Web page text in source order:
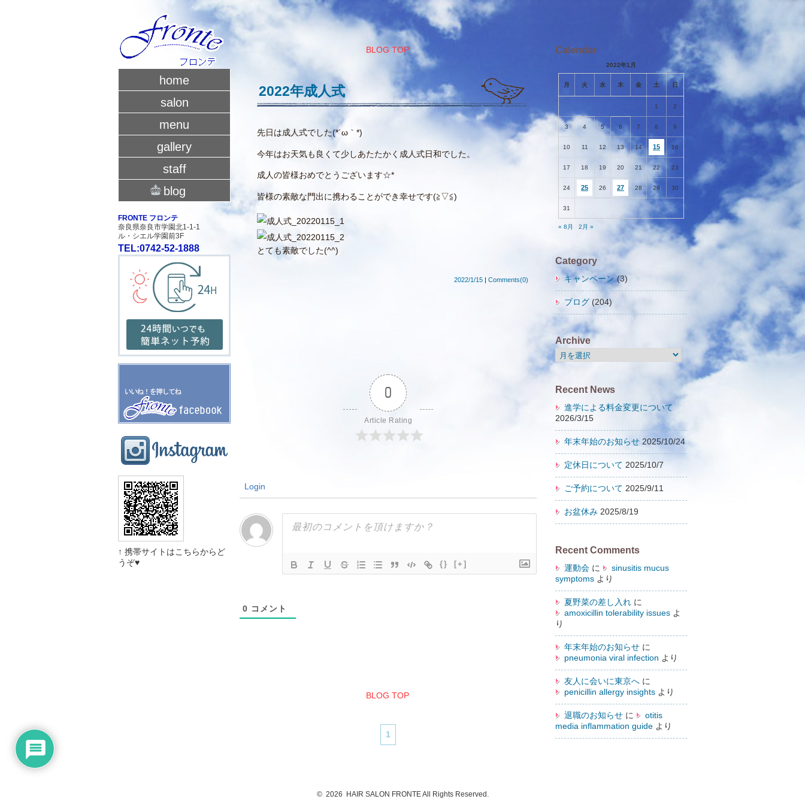
BLOG TOP
2022年成人式
先日は成人式でした(*´ω｀*)
今年はお天気も良くて少しあたたかく成人式日和でした。
成人の皆様おめでとうございます☆*
皆様の素敵な門出に携わることができ幸せです(≧▽≦)
とても素敵でした(^^)
2022/1/15 Comments(0)
0
Article Rating
Login
{} [+]
0 コメント
BLOG TOP
1
home
salon
menu
gallery
staff
blog
FRONTE フロンテ
奈良県奈良市学園北1-1-1
ル・シエル学園前3F
TEL:0742-52-1888
↑ 携帯サイトはこちらからど
うぞ♥
Calendar
2022年1月
月 火 水 木 金 土 日
1 2
3 4 5 6 7 8 9
10 11 12 13 14 15 16
17 18 19 20 21 22 23
24 25 26 27 28 29 30
31
« 8月 2月 »
Category
キャンペーン(3)
ブログ (204)
Archive
Archive
Recent News
進学による料金変更について
2026/3/15
年末年始のお知らせ 2025/10/24
定休日について 2025/10/7
ご予約について 2025/9/11
お盆休み 2025/8/19
Recent Comments
運動会 に
sinusitis mucus
symptoms より
夏野菜の差し入れ に
amoxicillin tolerability issues よ
り
年末年始のお知らせ に
pneumonia viral infection より
友人に会いに東京へ に
penicillin allergy insights より
退職のお知らせ に
otitis
media inflammation guide より
© 2026 HAIR SALON FRONTE All Rights Reserved.